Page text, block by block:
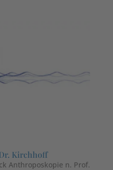
Kirchhoff
Anthroposkopie n. Prof.